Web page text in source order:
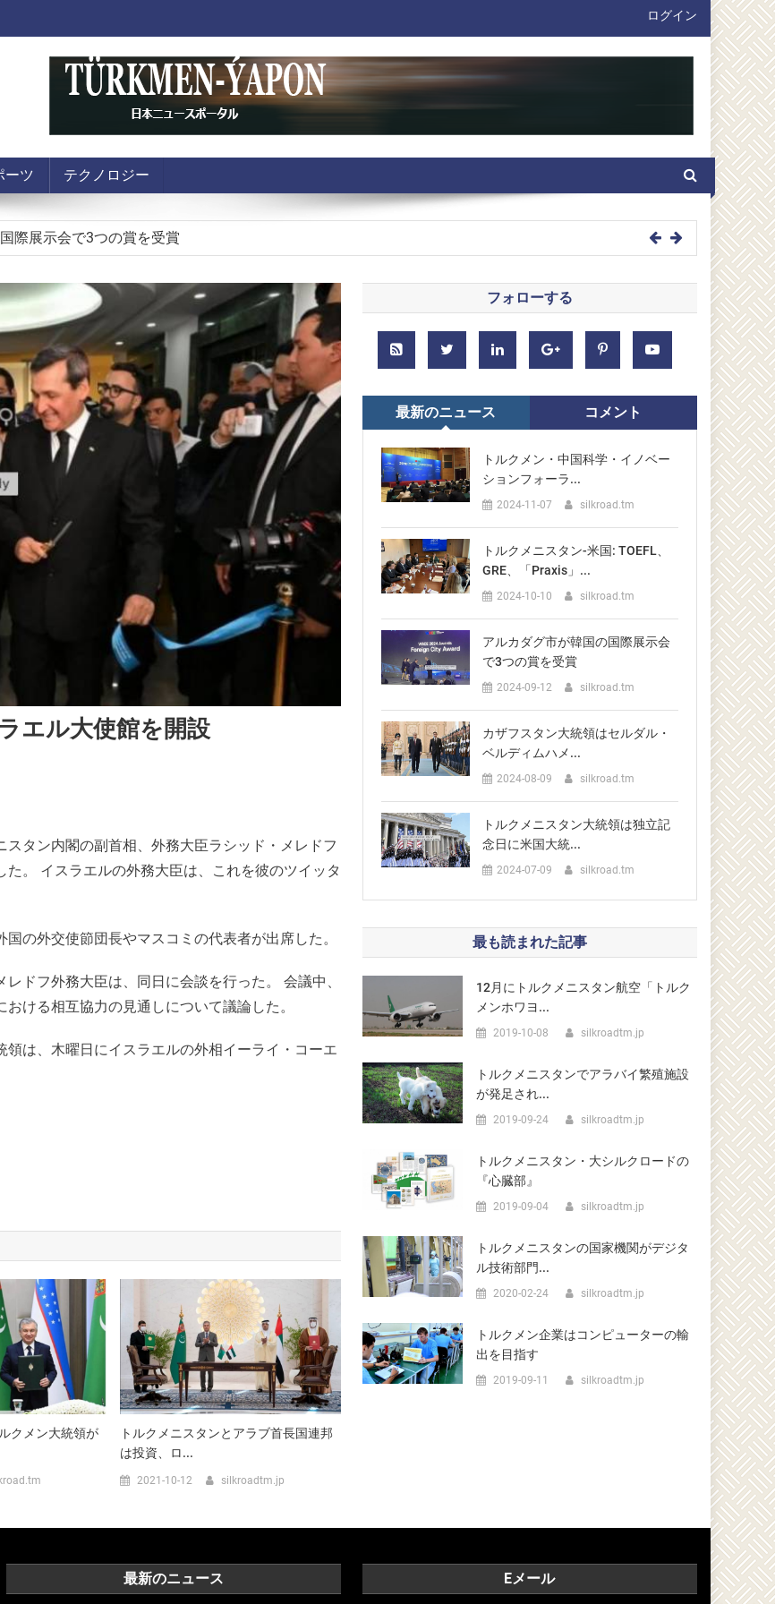
ログイン
ーツ テクノロジー
は独立記念日に米国大統領を祝った
イノベーションフォーラムがアシガバートで開催される
TOEFL、GRE、「Praxis」テストの教育制度への導入が議論された
際展示会で3つの賞を受賞
は独立記念日に米国大統領を祝った
イノベーションフォーラムがアシガバートで開催される
エル大使館を開設
タン内閣の副首相、外務大臣ラシッド・メレドフ
。 イスラエルの外務大臣は、これを彼のツイッタ
の外交使節団長やマスコミの代表者が出席した。
ドフ外務大臣は、同日に会談を行った。 会議中、
ける相互協力の見通しについて議論した。
は、木曜日にイスラエルの外相イーライ・コーエ
クメン大統領が
トルクメニスタンとアラブ首長国連邦
は投資、ロ...
2021-10-12 silkroadtm.jp
フォローする
最新のニュース コメント
トルクメン・中国科学・イノベー
ションフォーラ...
2024-11-07 silkroad.tm
トルクメニスタン-米国: TOEFL、
GRE、「Praxis」...
2024-10-10 silkroad.tm
アルカダグ市が韓国の国際展示会
で3つの賞を受賞
2024-09-12 silkroad.tm
カザフスタン大統領はセルダル・
ベルディムハメ...
2024-08-09 silkroad.tm
トルクメニスタン大統領は独立記
念日に米国大統...
2024-07-09 silkroad.tm
最も読まれた記事
12月にトルクメニスタン航空「トルク
メンホワヨ...
2019-10-08 silkroadtm.jp
トルクメニスタンでアラバイ繁殖施設
が発足され...
2019-09-24 silkroadtm.jp
トルクメニスタン・大シルクロードの
『心臓部』
2019-09-04 silkroadtm.jp
トルクメニスタンの国家機関がデジタ
ル技術部門...
2020-02-24 silkroadtm.jp
トルクメン企業はコンピューターの輸
出を目指す
2019-09-11 silkroadtm.jp
最新のニュース Eメール